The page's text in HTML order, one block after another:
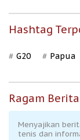
Hashtag
G20 Papua
Ragam Berita
Menyajikan
tenis dan